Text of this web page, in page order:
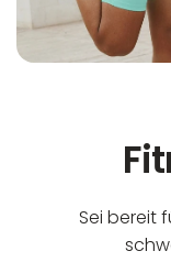
Sei bereit